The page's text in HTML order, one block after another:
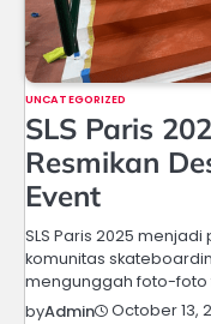
UNCATEGORIZED
SLS Paris
Resmikan
Event
SLS Paris 2025
komunitas
mengunggah foto-foto
byAdmin October 13,